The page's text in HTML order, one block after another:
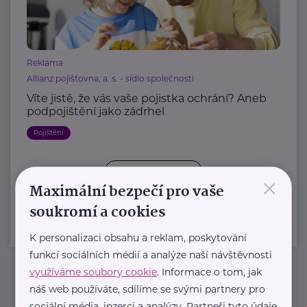
Reklama
Allianz pojišťovna, a. s. - sídlo společnosti
Víte jistě, že vás vaše pojistka ochrání? Aneb
podpojištění jako zádrhel
Pojištění
Newsletter
×
Maximální bezpečí pro vaše
soukromí a cookies
K personalizaci obsahu a reklam, poskytování
funkcí sociálních médií a analýze naší návštěvnosti
využíváme soubory cookie. Informace o tom, jak
náš web používáte, sdílíme se svými partnery pro